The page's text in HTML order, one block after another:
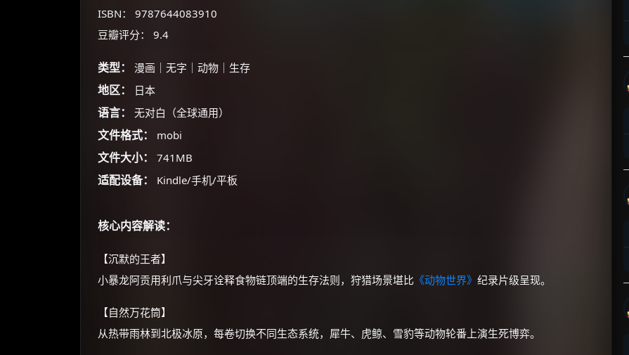
ISBN： 9787644083910
豆瓣评分： 9.4
类型： 漫画｜无字｜动物｜生存
地区： 日本
语言： 无对白（全球通用）
文件格式： mobi
文件大小： 741MB
适配设备： Kindle/手机/平板
核心内容解读：
【沉默的王者】
小暴龙阿贡用利爪与尖牙诠释食物链顶端的生存法则，狩猎场景堪比 《动物世界》 纪录片级呈现。
【自然万花筒】
从热带雨林到北极冰原，每卷切换不同生态系统，犀牛、虎鲸、雪豹等动物轮番上演生死博弈。